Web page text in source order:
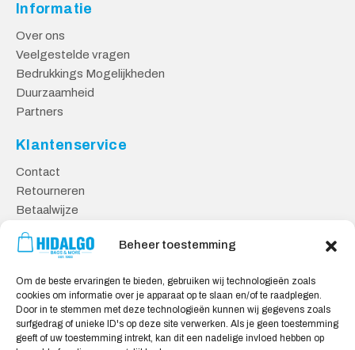
Beheer toestemming
Om de beste ervaringen te bieden, gebruiken wij technologieën zoals
cookies om informatie over je apparaat op te slaan en/of te raadplegen.
Door in te stemmen met deze technologieën kunnen wij gegevens zoals
surfgedrag of unieke ID's op deze site verwerken. Als je geen toestemming
geeft of uw toestemming intrekt, kan dit een nadelige invloed hebben op
Informatie
Over ons
Veelgestelde vragen
Bedrukkings Mogelijkheden
Duurzaamheid
Partners
Klantenservice
Contact
Retourneren
Betaalwijze
Veilig Shoppen
Algemene Voorwaarden
Privacy Verklaring
Cookie Verklaring
Aansprakelijkheid